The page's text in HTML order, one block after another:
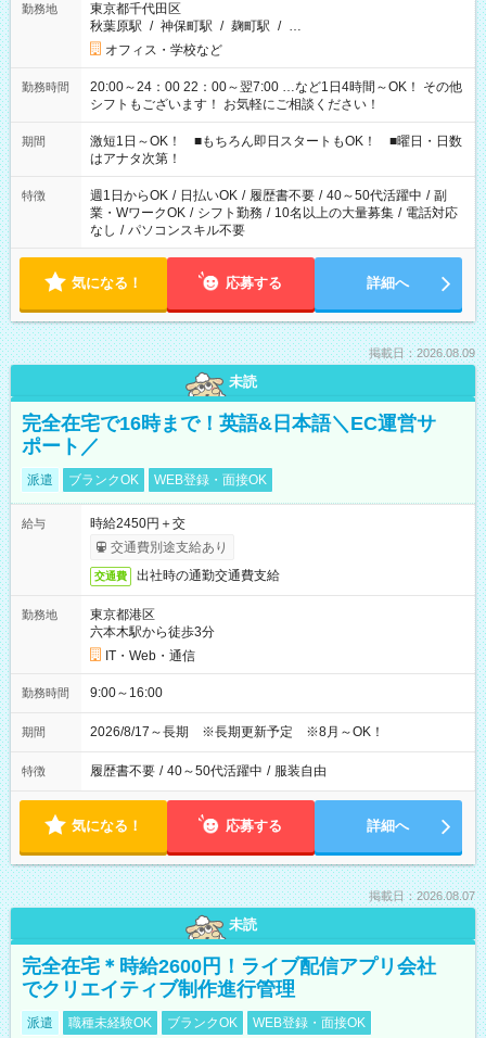
勤務地
東京都千代田区
秋葉原駅 / 神保町駅 / 麹町駅 / …
オフィス・学校など
勤務時間
20:00～24：00 22：00～翌7:00 …など1日4時間～OK！ その他
シフトもございます！ お気軽にご相談ください！
期間
激短1日～OK！ ■もちろん即日スタートもOK！ ■曜日・日数
はアナタ次第！
特徴 週1日からOK / 日払いOK / 履歴書不要 / 40～50代活躍中 / 副
業・WワークOK / シフト勤務 / 10名以上の大量募集 / 電話対応
なし / パソコンスキル不要
気になる！ 応募する 詳細へ
掲載日：2026.08.09
未読
完全在宅で16時まで！英語&日本語＼EC運営サ
ポート／
派遣 ブランクOK WEB登録・面接OK
給与
時給2450円＋交
交通費別途支給あり
交通費 出社時の通勤交通費支給
勤務地
東京都港区
六本木駅から徒歩3分
IT・Web・通信
勤務時間 9:00～16:00
期間 2026/8/17～長期 ※長期更新予定 ※8月～OK！
特徴 履歴書不要 / 40～50代活躍中 / 服装自由
気になる！ 応募する 詳細へ
掲載日：2026.08.07
未読
完全在宅＊時給2600円！ライブ配信アプリ会社
でクリエイティブ制作進行管理
派遣 職種未経験OK ブランクOK WEB登録・面接OK